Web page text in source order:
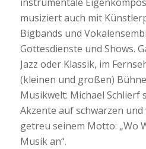
musiziert auch mit
Bigbands und
Gottesdienste und Shows.
Jazz oder Klassik, im
(kleinen und großen)
Musikwelt: Michael Schlierf
Akzente auf schwarzen
getreu seinem Motto: „Wo
Musik an“.